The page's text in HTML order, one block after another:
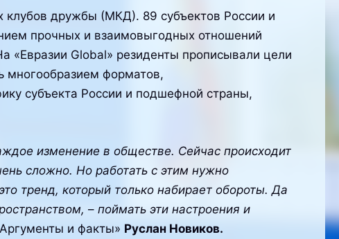
дружбы (МКД). 89 субъектов России и
прочных и взаимовыгодных отношений
Global» резиденты прописывали цели
многообразием форматов,
субъекта России и подшефной страны,
изменение в обществе. Сейчас происходит
сложно. Но работать с этим нужно
тренд, который только набирает обороты. Да
–поймать эти настроения и
и факты» Руслан Новиков.